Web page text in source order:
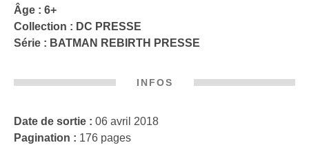
Âge : 6+
Collection : DC PRESSE
Série : BATMAN REBIRTH PRESSE
INFOS
Date de sortie : 06 avril 2018
Pagination : 176 pages